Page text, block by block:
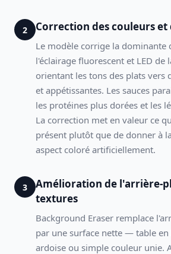
2 Correction des couleurs et
Le modèle corrige la dominante
l'éclairage fluorescent et LED de
orientant les tons des plats vers
et appétissantes. Les sauces
les protéines plus dorées et les
La correction met en valeur ce
présent plutôt que de donner à
aspect coloré artificiellement.
3
Amélioration de l'arrière-
textures
Background Eraser remplace
par une surface nette — table
ardoise ou simple couleur unie.